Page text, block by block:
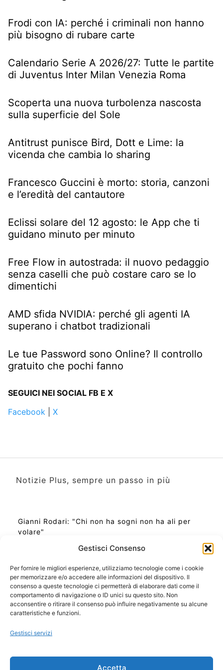
Gestisci Consenso
Per fornire le migliori esperienze, utilizziamo tecnologie come i cookie
per memorizzare e/o accedere alle informazioni del dispositivo. Il
consenso a queste tecnologie ci permetterà di elaborare dati come il
comportamento di navigazione o ID unici su questo sito. Non
acconsentire o ritirare il consenso può influire negativamente su alcune
caratteristiche e funzioni.
Gestisci servizi
Accetta
Frodi con IA: perché i criminali non hanno
più bisogno di rubare carte
Calendario Serie A 2026/27: Tutte le partite
di Juventus Inter Milan Venezia Roma
Scoperta una nuova turbolenza nascosta
sulla superficie del Sole
Antitrust punisce Bird, Dott e Lime: la
vicenda che cambia lo sharing
Francesco Guccini è morto: storia, canzoni
e l’eredità del cantautore
Eclissi solare del 12 agosto: le App che ti
guidano minuto per minuto
Free Flow in autostrada: il nuovo pedaggio
senza caselli che può costare caro se lo
dimentichi
AMD sfida NVIDIA: perché gli agenti IA
superano i chatbot tradizionali
Le tue Password sono Online? Il controllo
gratuito che pochi fanno
SEGUICI NEI SOCIAL FB E X
Facebook
X
Notizie Plus, sempre un passo in più
Gianni Rodari: "Chi non ha sogni non ha ali per
volare"
Ora Esatta in Italia in questo momento
Ti Senti Strano Ultimamente? Potrebbe Essere per
la Risonanza di Schumann
Come Sapere Se Stai Ascendendo alla Quinta
Copyright 2026 NotiziePlus.com